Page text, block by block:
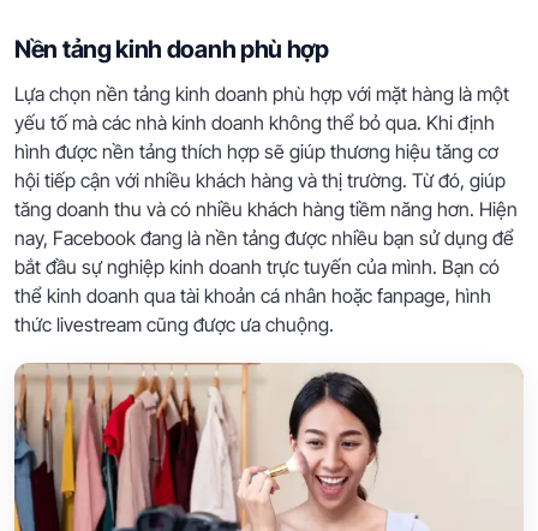
Nền tảng kinh doanh phù hợp
Lựa chọn nền tảng kinh doanh phù hợp với mặt hàng là một
yếu tố mà các nhà kinh doanh không thể bỏ qua. Khi định
hình được nền tảng thích hợp sẽ giúp thương hiệu tăng cơ
hội tiếp cận với nhiều khách hàng và thị trường. Từ đó, giúp
tăng doanh thu và có nhiều khách hàng tiềm năng hơn. Hiện
nay, Facebook đang là nền tảng được nhiều bạn sử dụng để
bắt đầu sự nghiệp kinh doanh trực tuyến của mình. Bạn có
thể kinh doanh qua tài khoản cá nhân hoặc fanpage, hình
thức livestream cũng được ưa chuộng.